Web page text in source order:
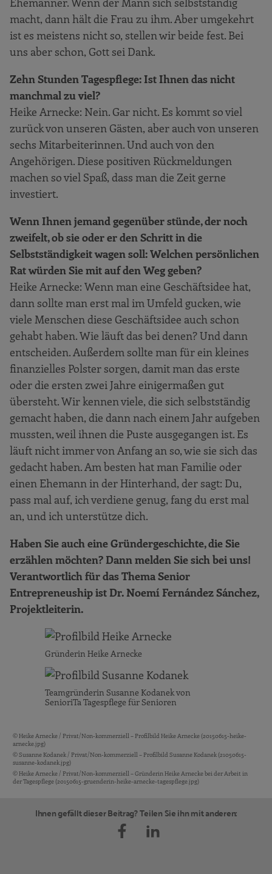
macht, dann hält die Frau zu ihm. Aber umgekehrt
ist es meistens nicht so, stellen wir beide fest. Bei
uns aber schon, Gott sei Dank.
Zehn Stunden Tagespflege: Ist Ihnen das nicht
manchmal zu viel?
Heike Arnecke: Nein. Gar nicht. Es kommt so viel
zurück von unseren Gästen, aber auch von unseren
sechs Mitarbeiterinnen. Und auch von den
Angehörigen. Diese positiven Rückmeldungen
machen so viel Spaß, dass man die Zeit gerne
investiert.
Wenn Ihnen jemand gegenüber stünde, der noch
zweifelt, ob sie oder er den Schritt in die
Selbstständigkeit wagen soll: Welchen persönlichen
Rat würden Sie mit auf den Weg geben?
Heike Arnecke: Wenn man eine Geschäftsidee hat,
dann sollte man erst mal im Umfeld gucken, wie
viele Menschen diese Geschäftsidee auch schon
gehabt haben. Wie läuft das bei denen? Und dann
entscheiden. Außerdem sollte man für ein kleines
finanzielles Polster sorgen, damit man das erste
oder die ersten zwei Jahre einigermaßen gut
übersteht. Wir kennen viele, die sich selbstständig
gemacht haben, die dann nach einem Jahr aufgeben
mussten, weil ihnen die Puste ausgegangen ist. Es
läuft nicht immer von Anfang an so, wie sie sich das
gedacht haben. Am besten hat man Familie oder
einen Ehemann in der Hinterhand, der sagt: Du,
pass mal auf, ich verdiene genug, fang du erst mal
an, und ich unterstütze dich.
Haben Sie auch eine Gründergeschichte, die Sie
erzählen möchten? Dann melden Sie sich bei uns!
Verantwortlich für das Thema Senior
Entrepreneuship ist Dr. Noemí Fernández Sánchez,
Projektleiterin.
Gründerin Heike Arnecke
Teamgründerin Susanne Kodanek von
SenioriTa Tagespflege für Senioren
Bildquellen und Copyright-Hinweise
© Heike Arnecke / Privat/Non-kommerziell – Profilbild Heike Arnecke (20150615-heike-
arnecke.jpg)
© Susanne Kodanek / Privat/Non-kommerziell – Profilbild Susanne Kodanek (21050615-
susanne-kodanek.jpg)
© Heike Arnecke / Privat/Non-kommerziell – Gründerin Heike Arnecke bei der Arbeit in
der Tagespflege (20150615-gruenderin-heike-arnecke-tagespflege.jpg)
Ihnen gefällt dieser Beitrag? Teilen Sie ihn mit anderen: